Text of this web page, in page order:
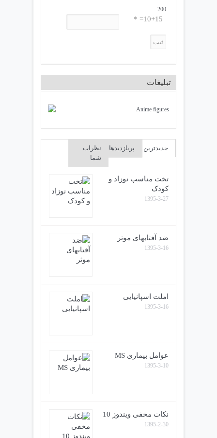
200
10+15= *
تبلیغات
جدیدترین پربازدیدها
نظرات
شما
تخت مناسب نوزاد و
کودک
1395-3-27
ضد آفتابهای موثر
1395-3-16
املت اسپانیایی
1395-3-16
عوامل بیماری MS
1395-3-10
نکات مخفی ویندوز 10
1395-2-30